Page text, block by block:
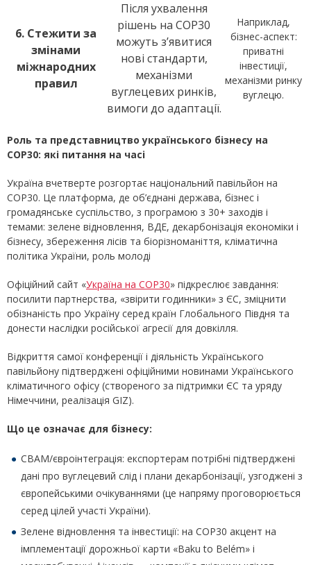
6. Стежити за
змінами
міжнародних
правил
Після ухвалення
рішень на COP30
можуть з’явитися
нові стандарти,
механізми
вуглецевих ринків,
вимоги до адаптації.
Наприклад,
бізнес-аспект:
приватні
інвестиції,
механізми ринку
вуглецю.
Роль та представництво українського бізнесу на
COP30: які питання на часі
Україна вчетверте розгортає національний павільйон на
COP30. Це платформа, де об’єднані держава, бізнес і
громадянське суспільство, з програмою з 30+ заходів і
темами: зелене відновлення, ВДЕ, декарбонізація економіки і
бізнесу, збереження лісів та біорізноманіття, кліматична
політика України, роль молоді
Офіційний сайт «Україна на СОР30» підкреслює завдання:
посилити партнерства, «звірити годинники» з ЄС, зміцнити
обізнаність про Україну серед країн Глобального Півдня та
донести наслідки російської агресії для довкілля.
Відкриття самої конференції і діяльність Українського
павільйону підтверджені офіційними новинами Українського
кліматичного офісу (створеного за підтримки ЄС та уряду
Німеччини, реалізація GIZ).
Що це означає для бізнесу:
CBAM/євроінтеграція: експортерам потрібні підтверджені
дані про вуглецевий слід і плани декарбонізації, узгоджені з
європейськими очікуваннями (це напряму проговорюється
серед цілей участі України).
Зелене відновлення та інвестиції: на COP30 акцент на
імплементації дорожньої карти «Baku to Belém» і